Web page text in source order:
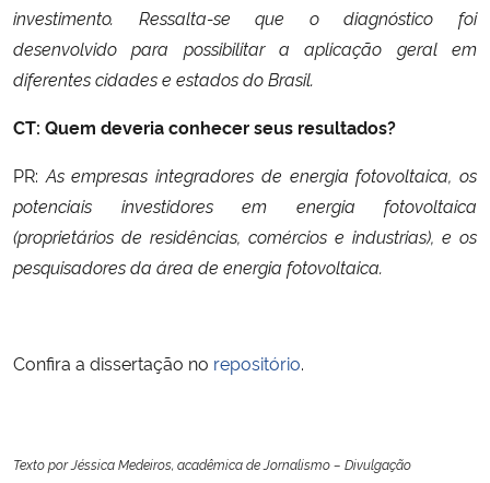
investimento. Ressalta-se que o diagnóstico foi
desenvolvido para possibilitar a aplicação geral em
diferentes cidades e estados do Brasil.
CT: Quem deveria conhecer seus resultados?
PR: As empresas integradores de energia fotovoltaica, os
potenciais investidores em energia fotovoltaica
(proprietários de residências, comércios e industrias), e os
pesquisadores da área de energia fotovoltaica.
Confira a dissertação no repositório.
Texto por Jéssica Medeiros, acadêmica de Jornalismo – Divulgação